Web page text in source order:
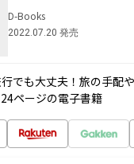
D-Books
2022.07.20 発売
でも大丈夫！旅の手配
ページの電子書籍